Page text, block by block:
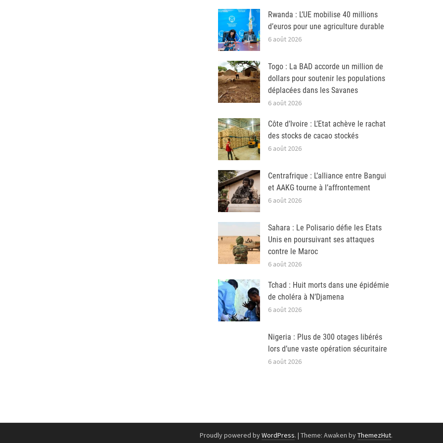
Rwanda : L’UE mobilise 40 millions
d’euros pour une agriculture durable
6 août 2026
Togo : La BAD accorde un million de
dollars pour soutenir les populations
déplacées dans les Savanes
6 août 2026
Côte d’Ivoire : L’Etat achève le rachat
des stocks de cacao stockés
6 août 2026
Centrafrique : L’alliance entre Bangui
et AAKG tourne à l’affrontement
6 août 2026
Sahara : Le Polisario défie les Etats
Unis en poursuivant ses attaques
contre le Maroc
6 août 2026
Tchad : Huit morts dans une épidémie
de choléra à N’Djamena
6 août 2026
Nigeria : Plus de 300 otages libérés
lors d’une vaste opération sécuritaire
6 août 2026
Proudly powered byWordPress. | Theme: Awaken byThemezHut.